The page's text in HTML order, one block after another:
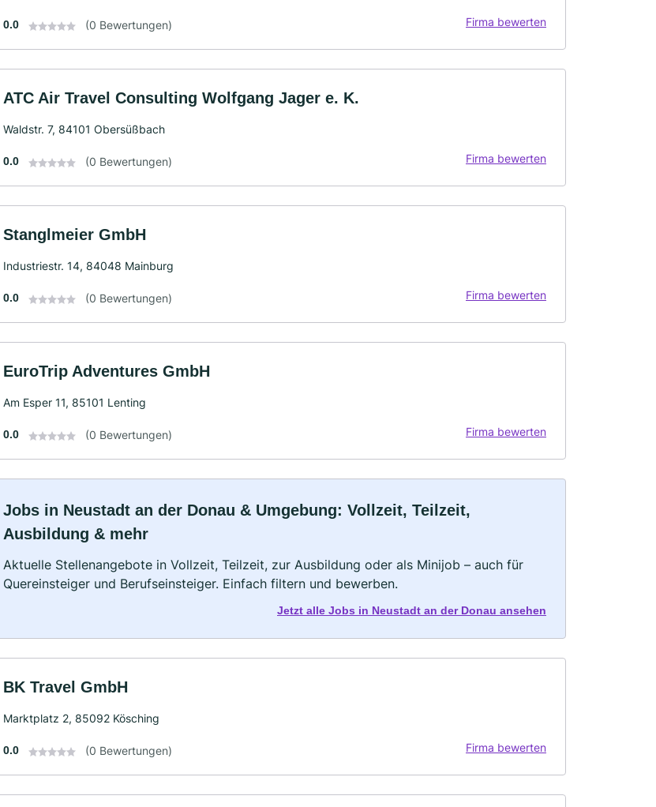
0.0 (0 Bewertungen) Firma bewerten
ATC Air Travel Consulting Wolfgang Jager e. K.
Waldstr. 7, 84101 Obersüßbach
0.0 (0 Bewertungen) Firma bewerten
Stanglmeier GmbH
Industriestr. 14, 84048 Mainburg
0.0 (0 Bewertungen) Firma bewerten
EuroTrip Adventures GmbH
Am Esper 11, 85101 Lenting
0.0 (0 Bewertungen) Firma bewerten
Jobs in Neustadt an der Donau & Umgebung: Vollzeit, Teilzeit,
Ausbildung & mehr
Aktuelle Stellenangebote in Vollzeit, Teilzeit, zur Ausbildung oder als Minijob – auch für
Quereinsteiger und Berufseinsteiger. Einfach filtern und bewerben.
Jetzt alle Jobs in Neustadt an der Donau ansehen
BK Travel GmbH
Marktplatz 2, 85092 Kösching
0.0 (0 Bewertungen) Firma bewerten